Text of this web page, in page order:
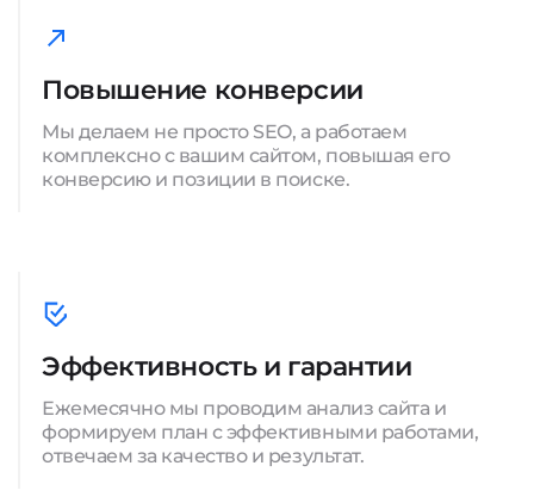
Повышение конверсии
Мы делаем не просто SEO, а работаем
комплексно с вашим сайтом, повышая его
конверсию и позиции в поиске.
Эффективность и гарантии
Ежемесячно мы проводим анализ сайта и
формируем план с эффективными работами,
отвечаем за качество и результат.